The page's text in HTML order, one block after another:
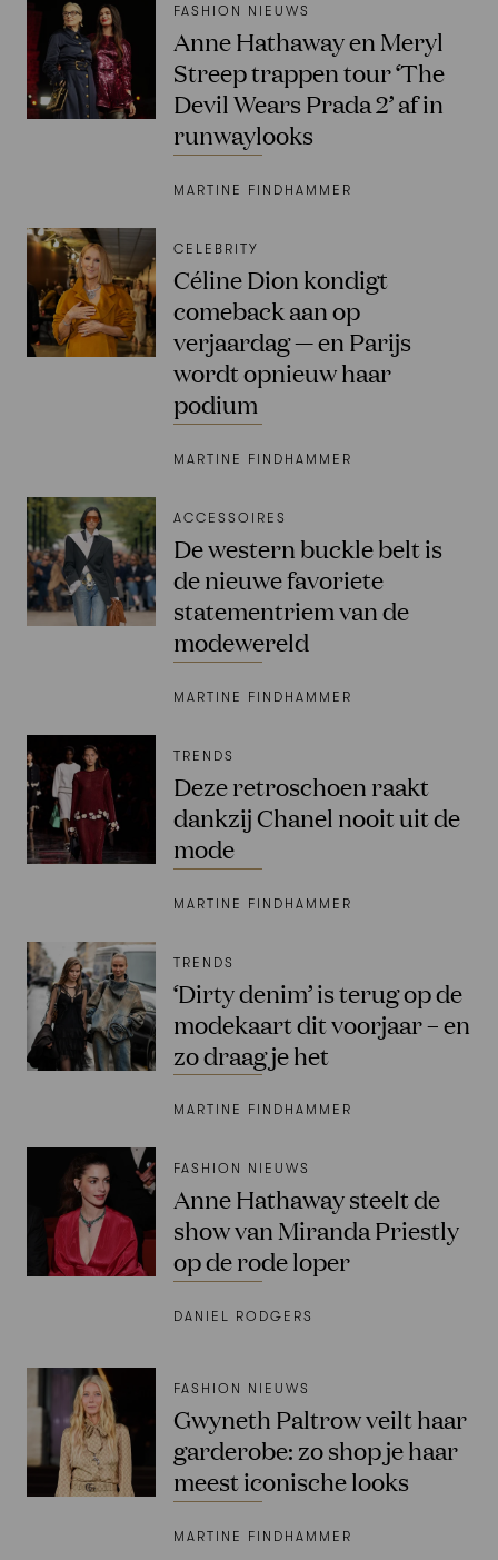
FASHION NIEUWS
Anne Hathaway en Meryl
Streep trappen tour ‘The
Devil Wears Prada 2’ af in
runwaylooks
MARTINE FINDHAMMER
CELEBRITY
Céline Dion kondigt
comeback aan op
verjaardag — en Parijs
wordt opnieuw haar
podium
MARTINE FINDHAMMER
ACCESSOIRES
De western buckle belt is
de nieuwe favoriete
statementriem van de
modewereld
MARTINE FINDHAMMER
TRENDS
Deze retroschoen raakt
dankzij Chanel nooit uit de
mode
MARTINE FINDHAMMER
TRENDS
‘Dirty denim’ is terug op de
modekaart dit voorjaar – en
zo draag je het
MARTINE FINDHAMMER
FASHION NIEUWS
Anne Hathaway steelt de
show van Miranda Priestly
op de rode loper
DANIEL RODGERS
FASHION NIEUWS
Gwyneth Paltrow veilt haar
garderobe: zo shop je haar
meest iconische looks
MARTINE FINDHAMMER